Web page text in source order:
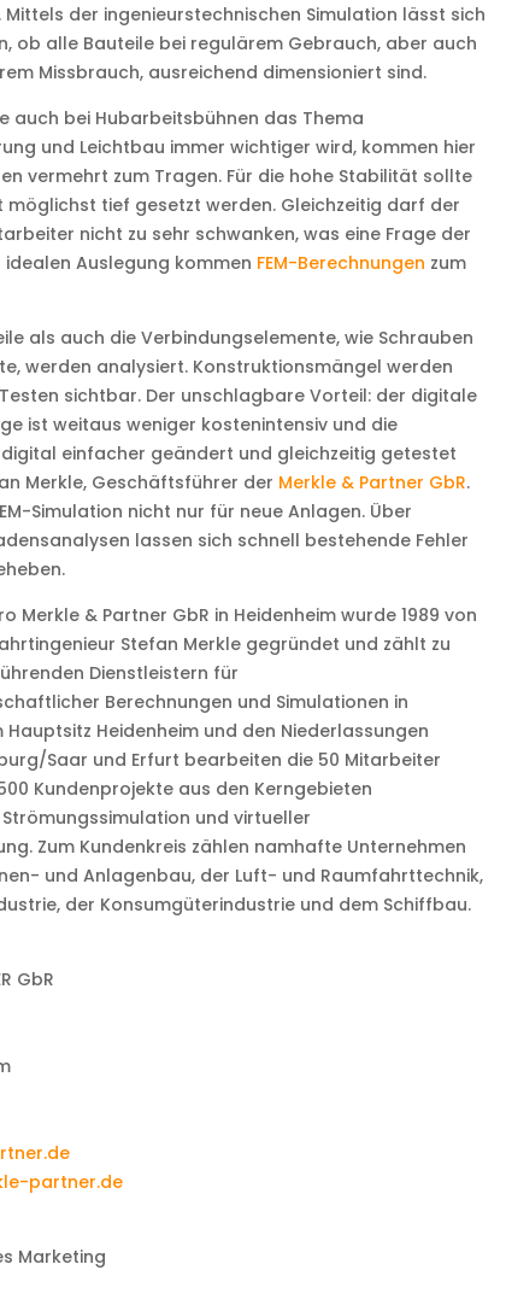
Mittels der ingenieurstechnischen Simulation lässt sich
ob alle Bauteile bei regulärem Gebrauch, aber auch
Missbrauch, ausreichend dimensioniert sind.
auch bei Hubarbeitsbühnen das Thema
und Leichtbau immer wichtiger wird, kommen hier
vermehrt zum Tragen. Für die hohe Stabilität sollte
möglichst tief gesetzt werden. Gleichzeitig darf der
nicht zu sehr schwanken, was eine Frage der
idealen Auslegung kommen FEM-Berechnungen zum
als auch die Verbindungselemente, wie Schrauben
werden analysiert. Konstruktionsmängel werden
sichtbar. Der unschlagbare Vorteil: der digitale
ist weitaus weniger kostenintensiv und die
einfacher geändert und gleichzeitig getestet
Merkle, Geschäftsführer der Merkle & Partner GbR.
Simulation nicht nur für neue Anlagen. Über
lassen sich schnell bestehende Fehler
Merkle & Partner GbR in Heidenheim wurde 1989 von
Stefan Merkle gegründet und zählt zu
Dienstleistern für
Berechnungen und Simulationen in
Hauptsitz Heidenheim und den Niederlassungen
Saar und Erfurt bearbeiten die 50 Mitarbeiter
Kundenprojekte aus den Kerngebieten
und virtueller
Zum Kundenkreis zählen namhafte Unternehmen
und Anlagenbau, der Luft- und Raumfahrttechnik,
der Konsumgüterindustrie und dem Schiffbau.
GbR
partner.de
Marketing